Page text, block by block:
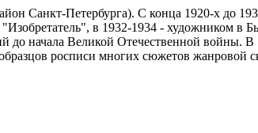
Санкт-Петербурга). С конца 1920-х до
"Изобретатель", в 1932-1934 -
начала Великой Отечественной войны.
росписи многих сюжетов жанровой